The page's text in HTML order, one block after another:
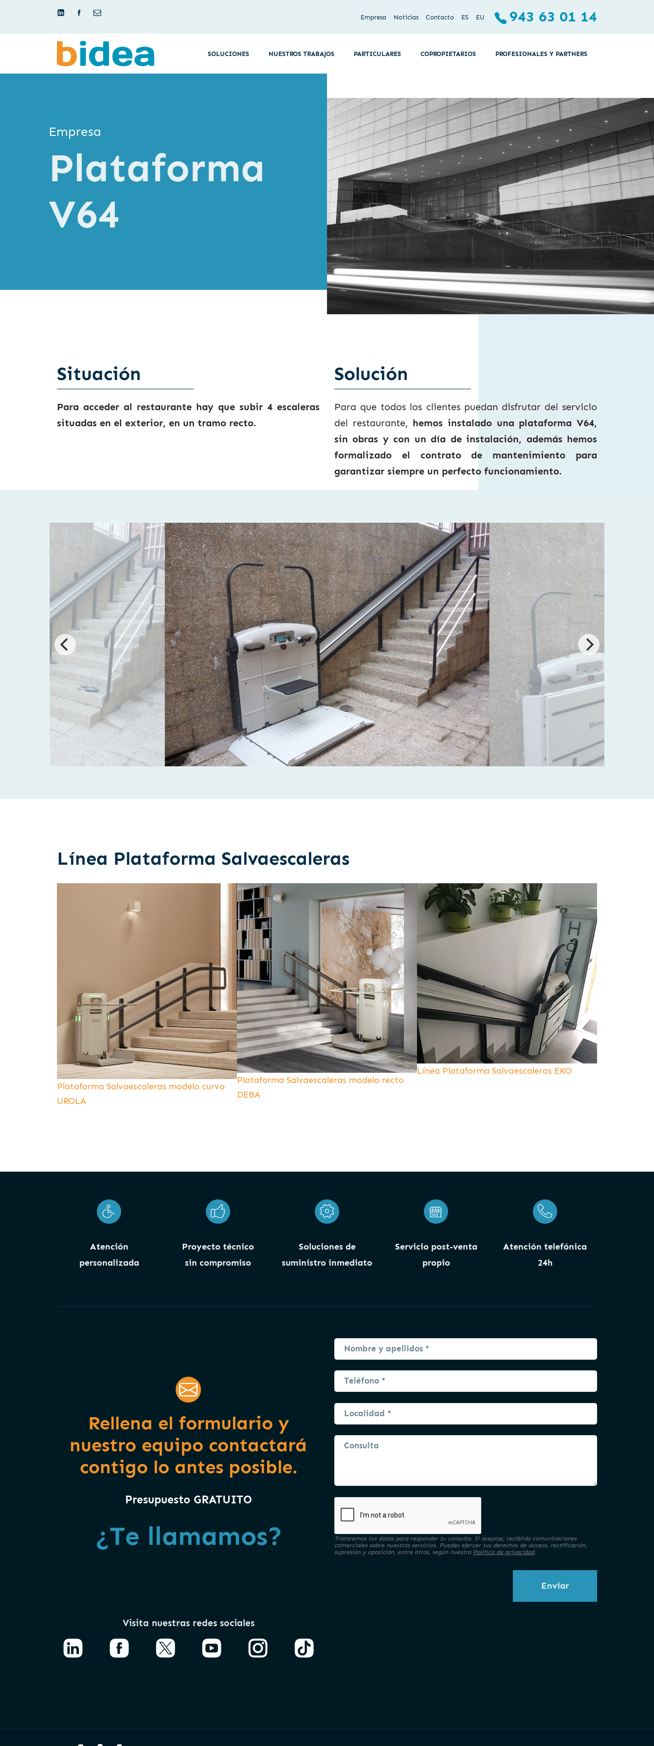
Empresa Noticias Contacto ES EU 943 63 01 14
SOLUCIONES NUESTROS TRABAJOS PARTICULARES COPROPIETARIOS PROFESIONALES Y PARTNERS
Empresa
Plataforma
V64
Situación
Para acceder al restaurante hay que subir 4 escaleras
situadas en el exterior, en un tramo recto.
Solución
Para que todos los clientes puedan disfrutar del servicio
del restaurante, hemos instalado una plataforma V64,
sin obras y con un día de instalación, además hemos
formalizado el contrato de mantenimiento para
garantizar siempre un perfecto funcionamiento.
Línea Plataforma Salvaescaleras
Plataforma Salvaescaleras modelo curvo
UROLA
Plataforma Salvaescaleras modelo recto
DEBA
Línea Plataforma Salvaescaleras EKO
Atención
personalizada
Proyecto técnico
sin compromiso
Soluciones de
suministro inmediato
Servicio post-venta
propio
Atención telefónica
24h
Rellena el formulario y
nuestro equipo contactará
contigo lo antes posible.
Presupuesto GRATUITO
¿Te llamamos?
Trataremos tus datos para responder tu consulta. Si aceptas, recibirás comunicaciones
comerciales sobre nuestros servicios. Puedes ejercer tus derechos de acceso, rectificación,
supresión y oposición, entre otros, según nuestra Política de privacidad.
Enviar
Visita nuestras redes sociales